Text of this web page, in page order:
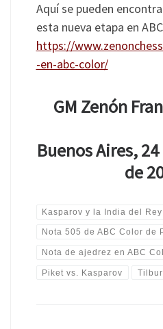
Aquí se pueden
esta nueva etapa en
https://
-en-abc-color/
GM Zenón
Buenos Aires,
de
Kasparov y la India del Rey
Nota 505 de ABC Color de
Nota de ajedrez en ABC
Piket vs. Kasparov